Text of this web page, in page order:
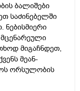
ბალიშები
საძინებელში
ნებისმიერი
მცენარეული
მიგაჩნდეთ,
მეან-
ორსულობის